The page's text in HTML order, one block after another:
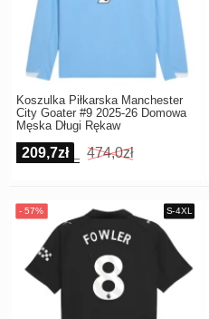
Koszulka Piłkarska Manchester
City Goater #9 2025-26 Domowa
Męska Długi Rękaw
209,7zł 474,0zł